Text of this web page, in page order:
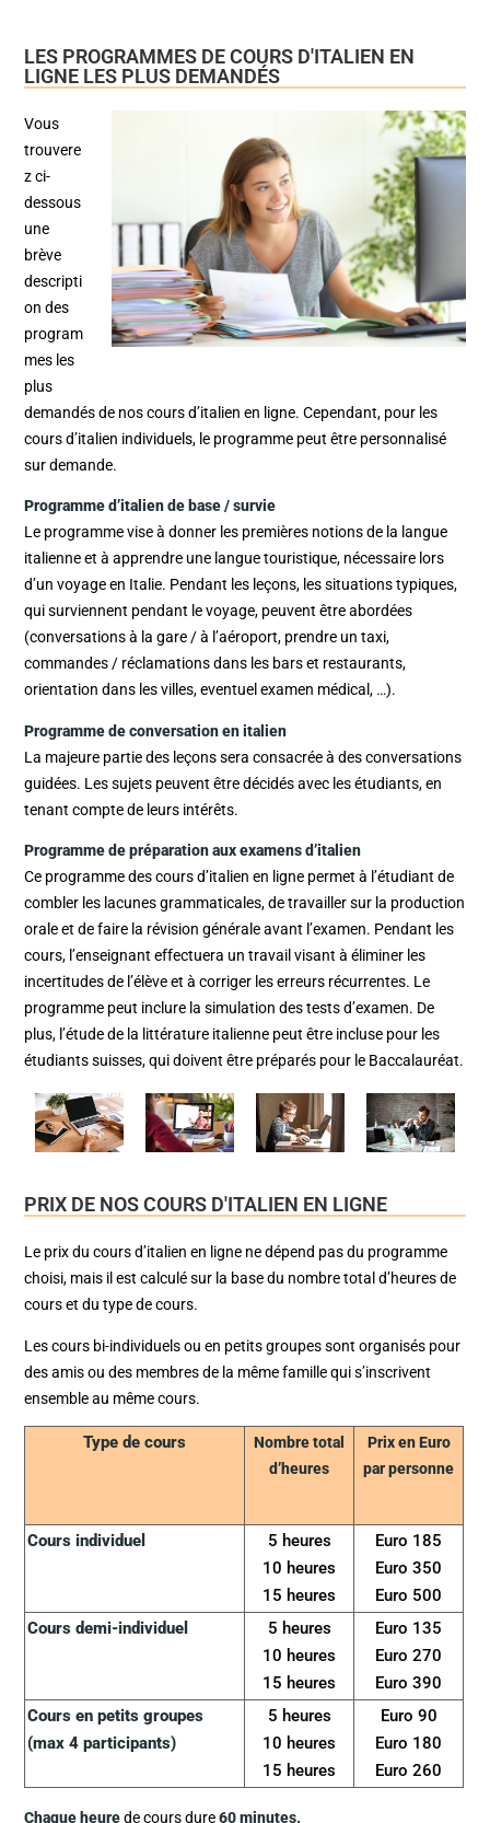
LES PROGRAMMES DE COURS D'ITALIEN EN
LIGNE LES PLUS DEMANDÉS
Vous
trouvere
z ci-
dessous
une
brève
descripti
on des
program
mes les
plus
demandés de nos cours d’italien en ligne. Cependant, pour les
cours d’italien individuels, le programme peut être personnalisé
sur demande.
Programme d’italien de base / survie
Le programme vise à donner les premières notions de la langue
italienne et à apprendre une langue touristique, nécessaire lors
d’un voyage en Italie. Pendant les leçons, les situations typiques,
qui surviennent pendant le voyage, peuvent être abordées
(conversations à la gare / à l’aéroport, prendre un taxi,
commandes / réclamations dans les bars et restaurants,
orientation dans les villes, eventuel examen médical, …).
Programme de conversation en italien
La majeure partie des leçons sera consacrée à des conversations
guidées. Les sujets peuvent être décidés avec les étudiants, en
tenant compte de leurs intérêts.
Programme de préparation aux examens d’italien
Ce programme des cours d’italien en ligne permet à l’étudiant de
combler les lacunes grammaticales, de travailler sur la production
orale et de faire la révision générale avant l’examen. Pendant les
cours, l’enseignant effectuera un travail visant à éliminer les
incertitudes de l’élève et à corriger les erreurs récurrentes. Le
programme peut inclure la simulation des tests d’examen. De
plus, l’étude de la littérature italienne peut être incluse pour les
étudiants suisses, qui doivent être préparés pour le Baccalauréat.
PRIX DE NOS COURS D'ITALIEN EN LIGNE
Le prix du cours d’italien en ligne ne dépend pas du programme
choisi, mais il est calculé sur la base du nombre total d’heures de
cours et du type de cours.
Les cours bi-individuels ou en petits groupes sont organisés pour
des amis ou des membres de la même famille qui s’inscrivent
ensemble au même cours.
Type de cours
Nombre total
d’heures
Prix en Euro
par personne
Cours individuel
5 heures
10 heures
15 heures
Euro 185
Euro 350
Euro 500
Cours demi-individuel
5 heures
10 heures
15 heures
Euro 135
Euro 270
Euro 390
Cours en petits groupes
(max 4 participants)
5 heures
10 heures
15 heures
Euro 90
Euro 180
Euro 260
Chaque heurede cours dure60 minutes.